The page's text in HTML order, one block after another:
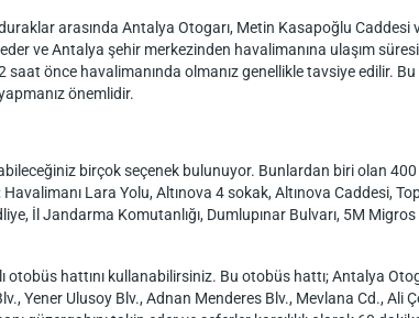
arasında Antalya Otogarı, Metin Kasapoğlu
ve Antalya şehir merkezinden havalimanına ulaşım
önce havalimanında olmanız genellikle tavsiye edilir.
önemlidir.
birçok seçenek bulunuyor. Bunlardan biri olan 400
Lara Yolu, Altınova 4 sokak, Altınova Caddesi,
İl Jandarma Komutanlığı, Dumlupınar Bulvarı, 5M
hattını kullanabilirsiniz. Bu otobüs hattı; Antalya
Yener Ulusoy Blv., Adnan Menderes Blv., Mevlana Cd., Ali